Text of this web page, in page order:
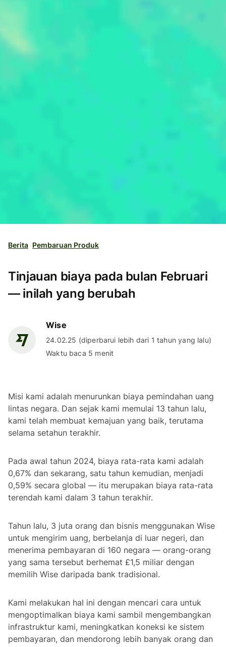
Berita Pembaruan Produk
Tinjauan biaya pada bulan Februari
— inilah yang berubah
Wise
24.02.25 (diperbarui lebih dari 1 tahun yang lalu)
Waktu baca 5 menit
Misi kami adalah menurunkan biaya pemindahan uang
lintas negara. Dan sejak kami memulai 13 tahun lalu,
kami telah membuat kemajuan yang baik, terutama
selama setahun terakhir.
Pada awal tahun 2024, biaya rata-rata kami adalah
0,67% dan sekarang, satu tahun kemudian, menjadi
0,59% secara global — itu merupakan biaya rata-rata
terendah kami dalam 3 tahun terakhir.
Tahun lalu, 3 juta orang dan bisnis menggunakan Wise
untuk mengirim uang, berbelanja di luar negeri, dan
menerima pembayaran di 160 negara — orang-orang
yang sama tersebut berhemat £1,5 miliar dengan
memilih Wise daripada bank tradisional.
Kami melakukan hal ini dengan mencari cara untuk
mengoptimalkan biaya kami sambil mengembangkan
infrastruktur kami, meningkatkan koneksi ke sistem
pembayaran, dan mendorong lebih banyak orang dan